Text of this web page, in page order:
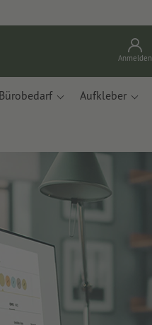
Anmelden
Bürobedarf Aufkleber